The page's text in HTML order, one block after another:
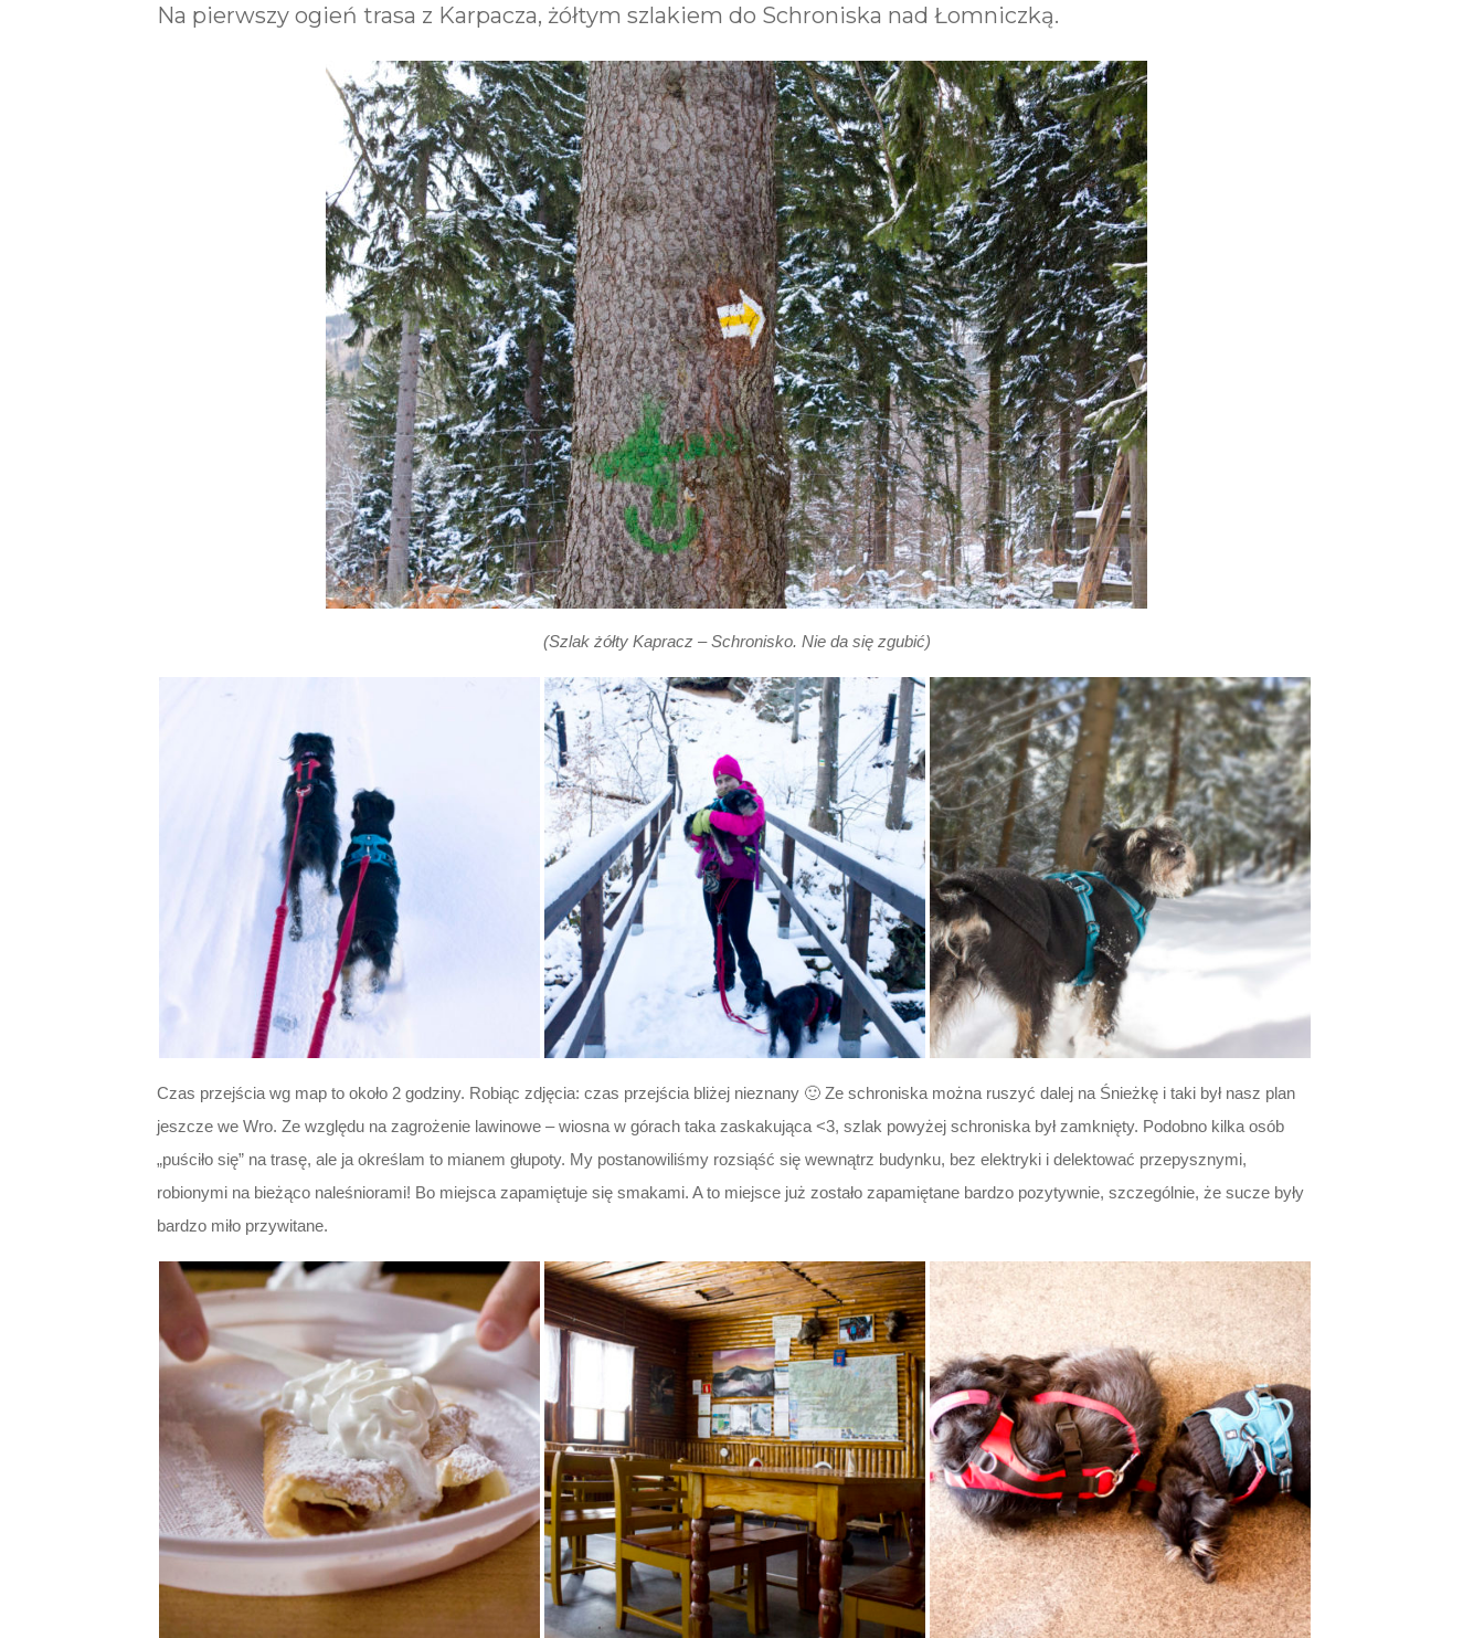
Na pierwszy ogień trasa z Karpacza, żółtym szlakiem do Schroniska nad Łomniczką.
(Szlak żółty Kapracz – Schronisko. Nie da się zgubić)
Czas przejścia wg map to około 2 godziny. Robiąc zdjęcia: czas przejścia bliżej nieznany 🙂 Ze schroniska można ruszyć dalej na Śnieżkę i taki był nasz plan
jeszcze we Wro. Ze względu na zagrożenie lawinowe – wiosna w górach taka zaskakująca <3, szlak powyżej schroniska był zamknięty. Podobno kilka osób
„puściło się” na trasę, ale ja określam to mianem głupoty. My postanowiliśmy rozsiąść się wewnątrz budynku, bez elektryki i delektować przepysznymi,
robionymi na bieżąco naleśniorami! Bo miejsca zapamiętuje się smakami. A to miejsce już zostało zapamiętane bardzo pozytywnie, szczególnie, że sucze były
bardzo miło przywitane.